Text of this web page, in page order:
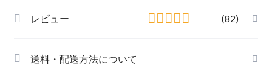
レビュー (82)
送料・配送方法について